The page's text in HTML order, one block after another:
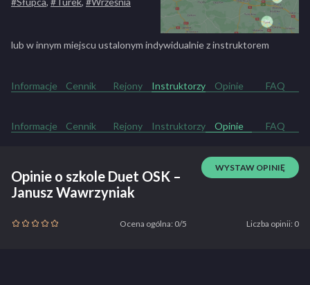
lub w innym miejscu ustalonym indywidualnie z instruktorem
Informacje Cennik Rejony Instruktorzy Opinie FAQ
Informacje Cennik Rejony Instruktorzy Opinie FAQ
Opinie o szkole Duet OSK –
Janusz Wawrzyniak
WYSTAW OPINIĘ
Ocena ogólna: 0/5 Liczba opinii: 0